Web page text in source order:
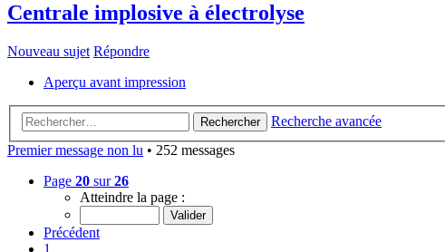
Centrale implosive à électrolyse
Nouveau sujet Répondre
Aperçu avant impression
Rechercher
Recherche avancée
Premier message non lu • 252 messages
Page 20 sur26
Atteindre la page :
Précédent
1